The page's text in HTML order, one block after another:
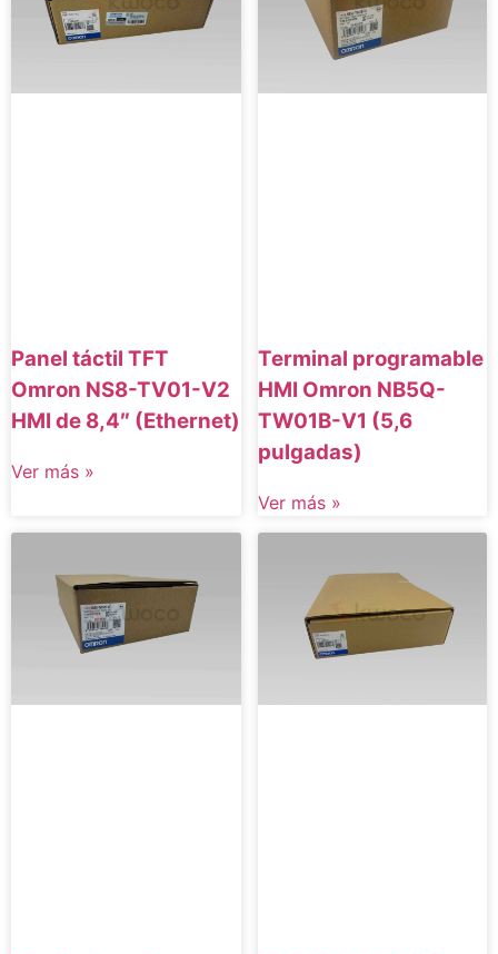
Panel táctil TFT
Omron NS8-TV01-V2
HMI de 8,4″ (Ethernet)
Ver más »
Terminal programable
HMI Omron NB5Q-
TW01B-V1 (5,6
pulgadas)
Ver más »